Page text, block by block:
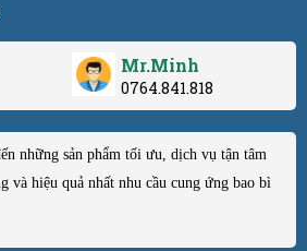
Mr.Minh
0764.841.818
những sản phẩm tối ưu, dịch vụ tận tâm
và hiệu quả nhất nhu cầu cung ứng bao bì